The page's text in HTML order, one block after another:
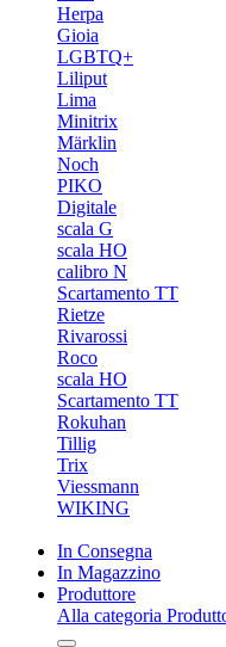
Herpa
Gioia
LGBTQ+
Liliput
Lima
Minitrix
Märklin
Noch
PIKO
Digitale
scala G
scala HO
calibro N
Scartamento TT
Rietze
Rivarossi
Roco
scala HO
Scartamento TT
Rokuhan
Tillig
Trix
Viessmann
WIKING
In Consegna
In Magazzino
Produttore
Alla categoria